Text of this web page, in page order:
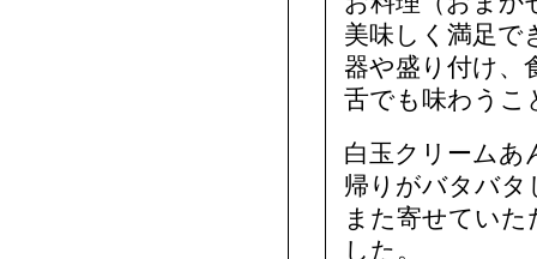
美味しく満足で
器や盛り付け、
舌でも味わうこ
白玉クリームあ
帰りがバタバタ
また寄せてい
した。